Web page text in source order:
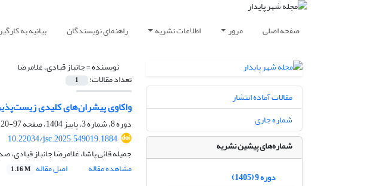
صفحه اصلی مرور اطلاعات نشریه راهنمای نویسندگان بیانیه به
نویسنده =جانباز قبادی، غلامرضا
تعداد مقالات: 1
واکاوی پیشران‌های کلیدی
دوره 8، شماره 3، پاییز 1404، صفحه
97-120
10.22034/jsc.2025.549019.1884
جمیله قائی پاشا، غلامرضا جانباز قبادی،
مشاهده مقاله
اصل مقاله 1.16 M
مقالات آماده انتشار
شماره جاری
شماره‌های پیشین نشریه
دوره 9 (1405)